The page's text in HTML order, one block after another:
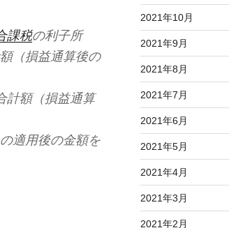
課税の利子所
（損益通算後の
計額（損益通算
適用後の金額を
2021年10月
2021年9月
2021年8月
2021年7月
2021年6月
2021年5月
2021年4月
2021年3月
2021年2月